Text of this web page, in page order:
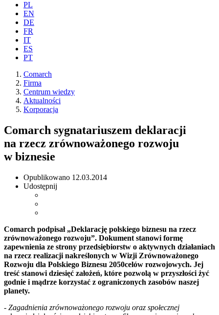
PL
EN
DE
FR
IT
ES
PT
Comarch
Firma
Centrum wiedzy
Aktualności
Korporacja
Comarch sygnatariuszem deklaracji
na rzecz zrównoważonego rozwoju
w biznesie
Opublikowano 12.03.2014
Udostępnij
Comarch podpisał „Deklarację polskiego biznesu na rzecz
zrównoważonego rozwoju”. Dokument stanowi formę
zapewnienia ze strony przedsiębiorstw o aktywnych działaniach
na rzecz realizacji nakreślonych w Wizji Zrównoważonego
Rozwoju dla Polskiego Biznesu 2050celów rozwojowych. Jej
treść stanowi dziesięć założeń, które pozwolą w przyszłości żyć
godnie i mądrze korzystać z ograniczonych zasobów naszej
planety.
- Zagadnienia zrównoważonego rozwoju oraz społecznej